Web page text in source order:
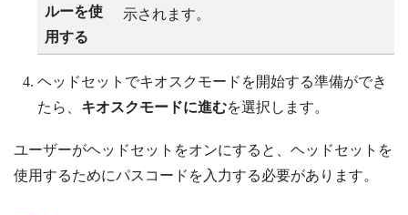
ルーを使
用する
示されます。
ヘッドセットでキオスクモードを開始する準備ができ
たら、 キオスクモードに進むを選択します。
ユーザーがヘッドセットをオンにすると、ヘッドセットを
使用するためにパスコードを入力する必要があります。